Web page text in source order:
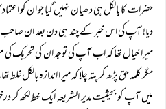
حضرات کا بالکل ہی دھیان نہیں گیا جو ان کو
دیا! آپ کی اس خبر کے چند ہی دن بعد ان صاحب
میرا خیال تھا کہ اب آپ کی توجہ ان کی تحریک
مگر کلمہ حق پڑھ کر پتہ چلا کہ میرا اندازہ بالکل
میں آپ کو بحیثیت مدیر الشریعہ ایک خط لکھ کر